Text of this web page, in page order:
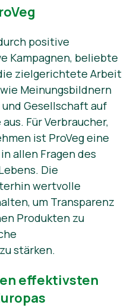
positive
Kampagnen, beliebte
zielgerichtete Arbeit
Meinungsbildnern
Gesellschaft auf
Für Verbraucher,
ist ProVeg eine
allen Fragen des
Die
wertvolle
um Transparenz
Produkten zu
stärken.
effektivsten